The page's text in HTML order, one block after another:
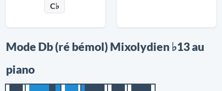
C♭
Mode Db (ré bémol) Mixolydien ♭13 au
piano